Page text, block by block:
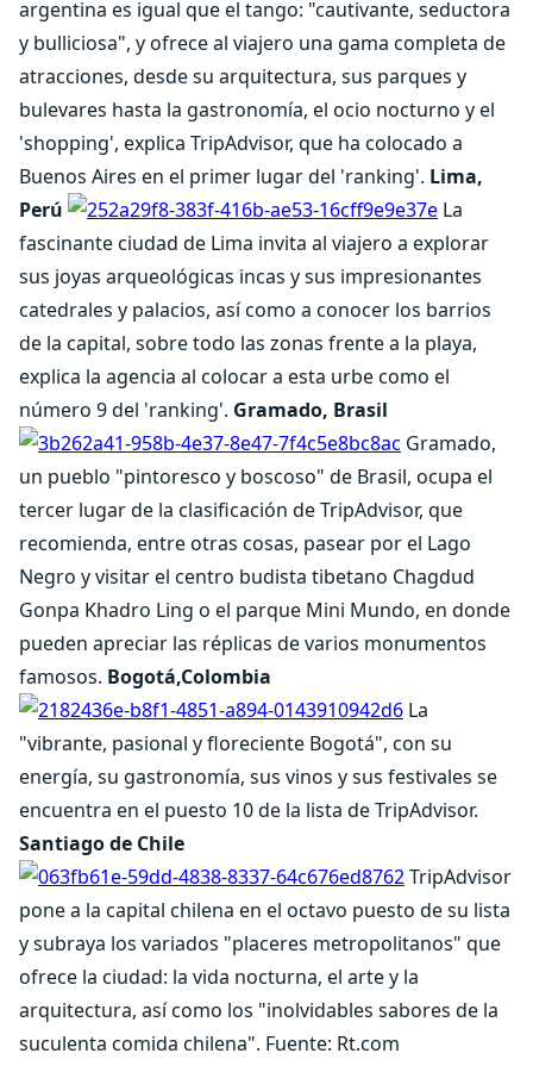
argentina es igual que el tango: "cautivante, seductora
y bulliciosa", y ofrece al viajero una gama completa de
atracciones, desde su arquitectura, sus parques y
bulevares hasta la gastronomía, el ocio nocturno y el
'shopping', explica TripAdvisor, que ha colocado a
Buenos Aires en el primer lugar del 'ranking'. Lima,
Perú
La
fascinante ciudad de Lima invita al viajero a explorar
sus joyas arqueológicas incas y sus impresionantes
catedrales y palacios, así como a conocer los barrios
de la capital, sobre todo las zonas frente a la playa,
explica la agencia al colocar a esta urbe como el
número 9 del 'ranking'. Gramado, Brasil
Gramado,
un pueblo "pintoresco y boscoso" de Brasil, ocupa el
tercer lugar de la clasificación de TripAdvisor, que
recomienda, entre otras cosas, pasear por el Lago
Negro y visitar el centro budista tibetano Chagdud
Gonpa Khadro Ling o el parque Mini Mundo, en donde
pueden apreciar las réplicas de varios monumentos
famosos. Bogotá,Colombia
La
"vibrante, pasional y floreciente Bogotá", con su
energía, su gastronomía, sus vinos y sus festivales se
encuentra en el puesto 10 de la lista de TripAdvisor.
Santiago de Chile
TripAdvisor
pone a la capital chilena en el octavo puesto de su lista
y subraya los variados "placeres metropolitanos" que
ofrece la ciudad: la vida nocturna, el arte y la
arquitectura, así como los "inolvidables sabores de la
suculenta comida chilena". Fuente: Rt.com